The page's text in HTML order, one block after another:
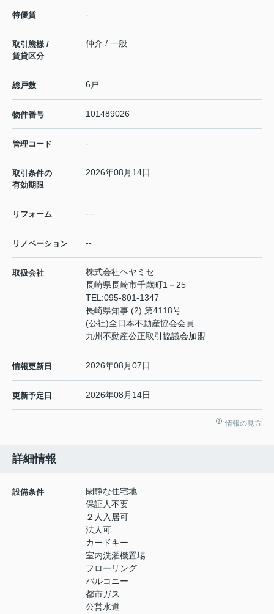
特優賃 -
取引態様 /
賃貸区分
仲介 / 一般
総戸数 6戸
物件番号 101489026
管理コード -
取引条件の
有効期限
2026年08月14日
リフォーム ---
リノベーション --
取扱会社
株式会社ヘヤミセ
長崎県長崎市千歳町1－25
TEL:095-801-1347
長崎県知事 (2) 第4118号
(公社)全日本不動産協会会員
九州不動産公正取引協議会加盟
情報更新日 2026年08月07日
更新予定日 2026年08月14日
情報の見方
詳細情報
設備条件
閑静な住宅地
保証人不要
２人入居可
法人可
カードキー
室内洗濯機置場
フローリング
バルコニー
都市ガス
公営水道